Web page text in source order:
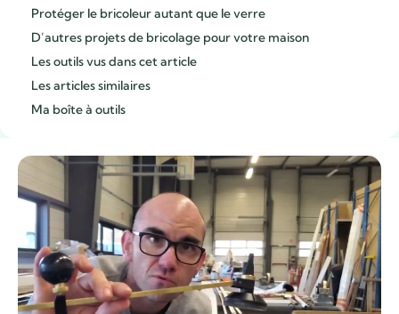
Protéger le bricoleur autant que le verre
D’autres projets de bricolage pour votre maison
Les outils vus dans cet article
Les articles similaires
Ma boîte à outils